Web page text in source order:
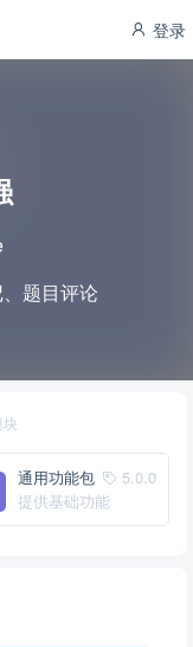
登录
题目评论
5.0.0
通用功能包
提供基础功能